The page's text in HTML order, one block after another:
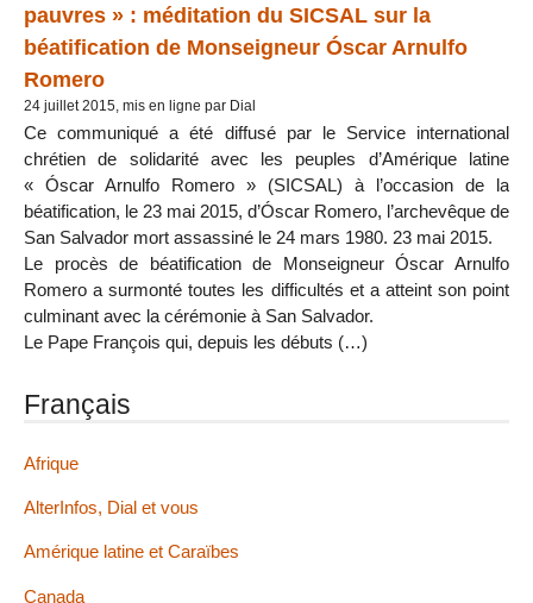
pauvres » : méditation du SICSAL sur la
béatification de Monseigneur Óscar Arnulfo
Romero
24 juillet 2015, mis en ligne par Dial
Ce communiqué a été diffusé par le Service international
chrétien de solidarité avec les peuples d’Amérique latine
« Óscar Arnulfo Romero » (SICSAL) à l’occasion de la
béatification, le 23 mai 2015, d’Óscar Romero, l’archevêque de
San Salvador mort assassiné le 24 mars 1980. 23 mai 2015.
Le procès de béatification de Monseigneur Óscar Arnulfo
Romero a surmonté toutes les difficultés et a atteint son point
culminant avec la cérémonie à San Salvador.
Le Pape François qui, depuis les débuts (…)
Français
Afrique
AlterInfos, Dial et vous
Amérique latine et Caraïbes
Canada